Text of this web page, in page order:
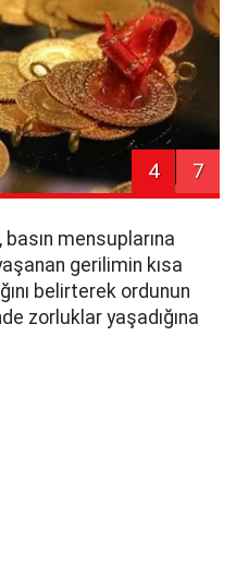
4 7
mensuplarına
gerilimin kısa
belirterek ordunun
zorluklar yaşadığına